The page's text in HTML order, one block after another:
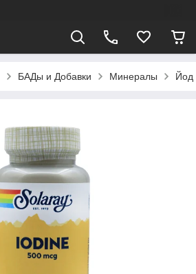
БАДы и Добавки Минералы Йод